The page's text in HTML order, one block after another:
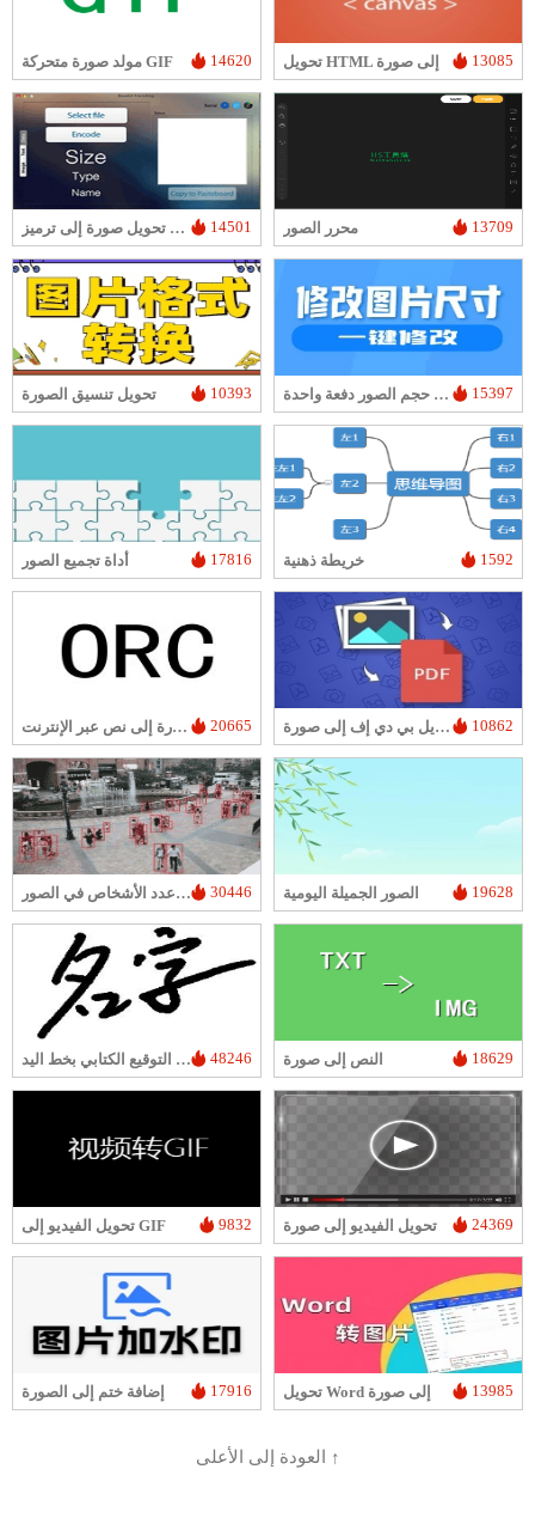
مولد صورة متحركة GIF 14620 تحويل HTML إلى صورة 13085
تحويل صورة إلى ترميز Base64 14501 محرر الصور 13709
تحويل تنسيق الصورة 10393 أداة تغيير حجم الصور دفعة واحدة 15397
أداة تجميع الصور 17816 خريطة ذهنية 1592
تحويل الصورة إلى نص عبر الإنترنت 20665 أداة تحويل بي دي إف إلى صورة 10862
أداة لعد عدد الأشخاص في الصور 30446 الصور الجميلة اليومية 19628
منشئ صورة التوقيع الكتابي بخط اليد 48246 النص إلى صورة 18629
تحويل الفيديو إلى GIF 9832 تحويل الفيديو إلى صورة 24369
إضافة ختم إلى الصورة 17916 تحويل Word إلى صورة 13985
العودة إلى الأعلى ↑